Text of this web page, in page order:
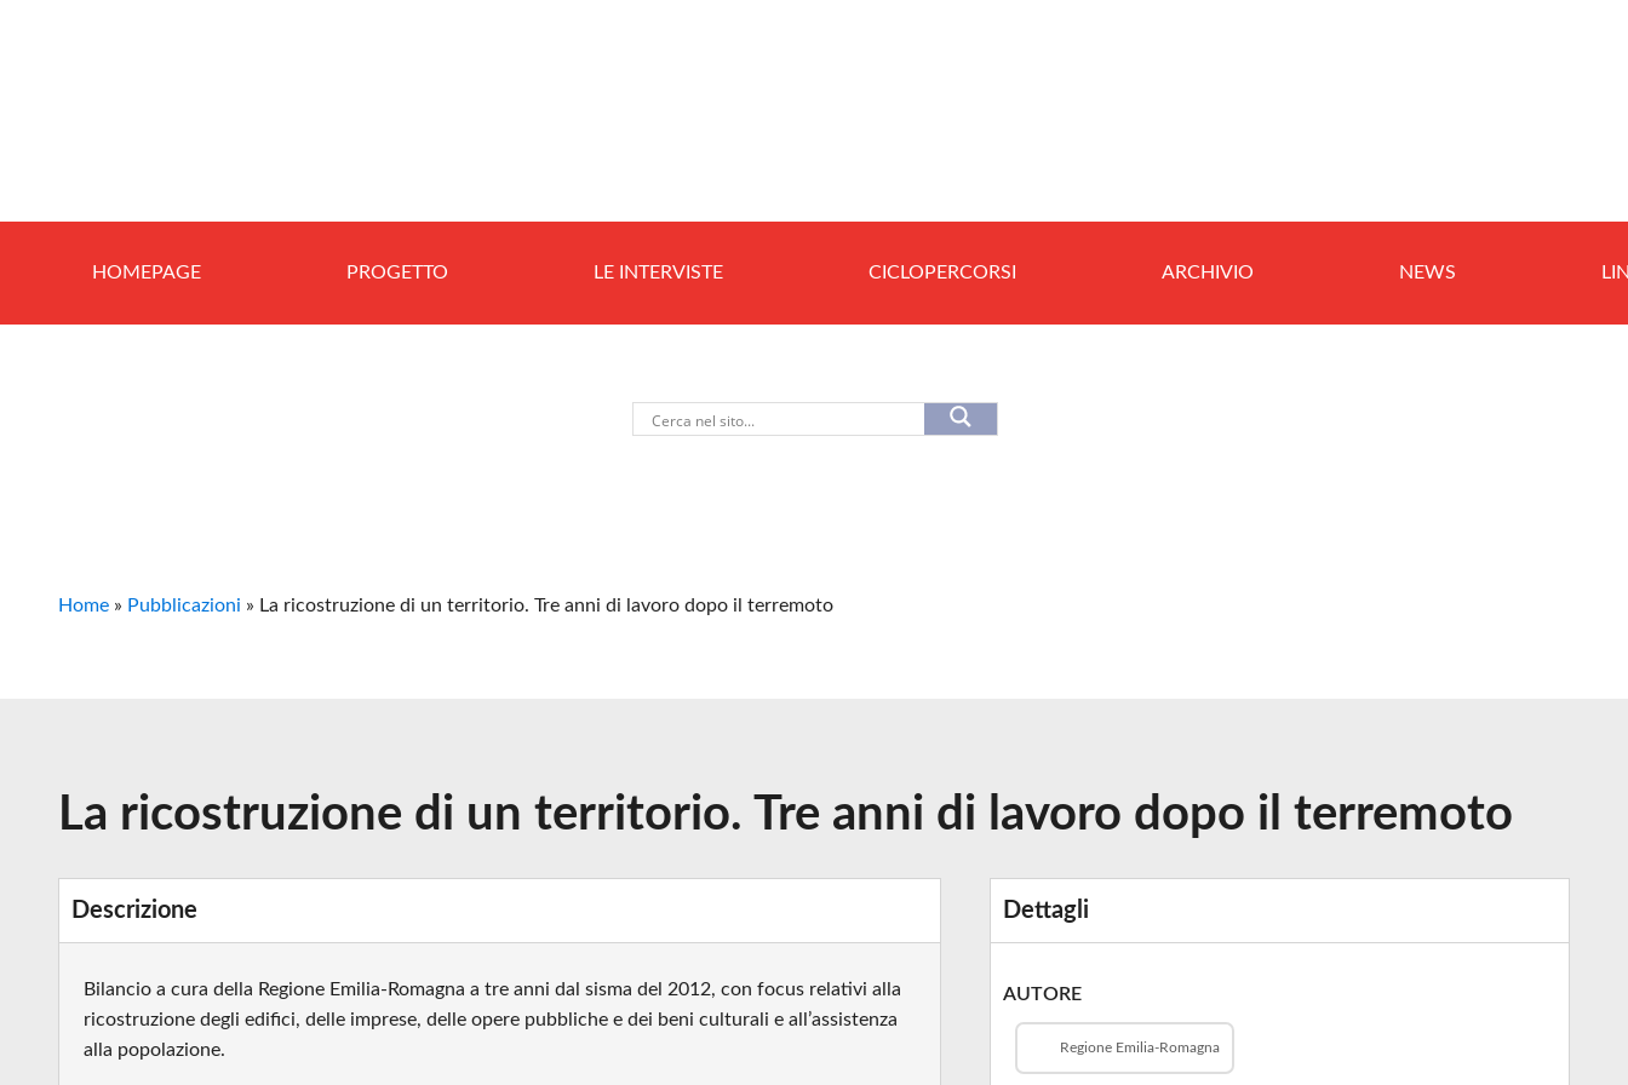
HOMEPAGE PROGETTO LE INTERVISTE CICLOPERCORSI ARCHIVIO NEWS
Home » Pubblicazioni » La ricostruzione di un territorio. Tre anni di lavoro dopo il terremoto
La ricostruzione di un territorio. Tre anni di lavoro dopo il terremoto
Descrizione
Bilancio a cura della Regione Emilia-Romagna a tre anni dal sisma del 2012, con focus relativi alla
ricostruzione degli edifici, delle imprese, delle opere pubbliche e dei beni culturali e all’assistenza
alla popolazione.
Dettagli
AUTORE
Regione Emilia-Romagna